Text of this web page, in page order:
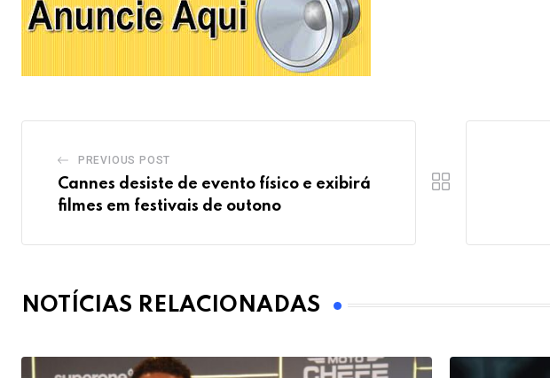
PREVIOUS POST
Cannes desiste de evento físico e exibirá
filmes em festivais de outono
NOTÍCIAS RELACIONADAS